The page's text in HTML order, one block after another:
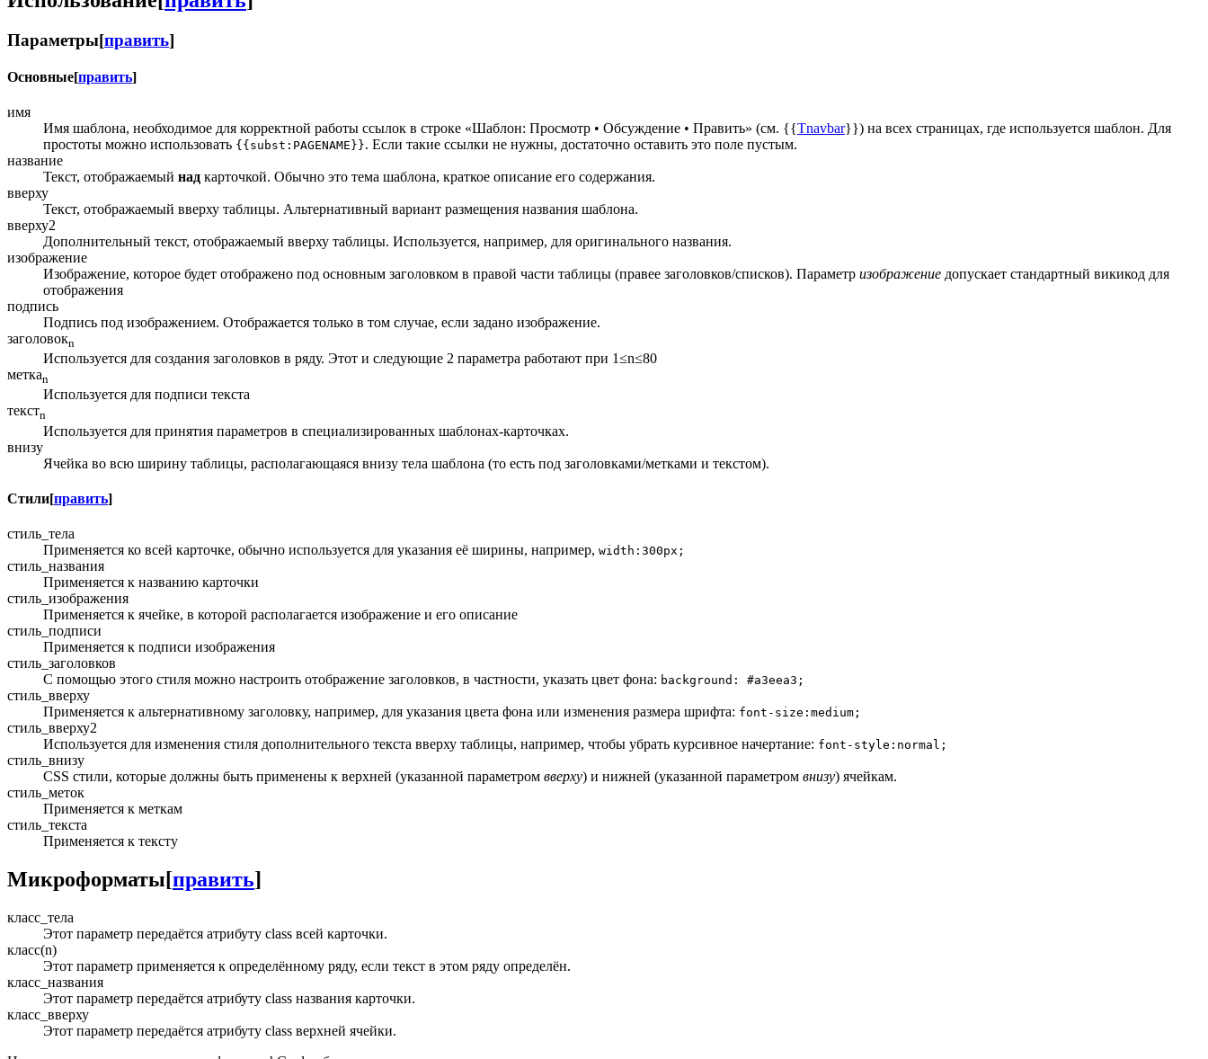
Параметры[править]
Основные[править]
имя
Имя шаблона, необходимое для корректной работы ссылок в строке «Шаблон: Просмотр • Обсуждение • Править» (см. {{Tnavbar}}) на всех страницах, где используется шаблон. Для
простоты можно использовать {{subst:PAGENAME}}. Если такие ссылки не нужны, достаточно оставить это поле пустым.
название
Текст, отображаемый над карточкой. Обычно это тема шаблона, краткое описание его содержания.
вверху
Текст, отображаемый вверху таблицы. Альтернативный вариант размещения названия шаблона.
вверху2
Дополнительный текст, отображаемый вверху таблицы. Используется, например, для оригинального названия.
изображение
Изображение, которое будет отображено под основным заголовком в правой части таблицы (правее заголовков/списков). Параметр изображение допускает стандартный викикод для
отображения
подпись
Подпись под изображением. Отображается только в том случае, если задано изображение.
заголовокn
Используется для создания заголовков в ряду. Этот и следующие 2 параметра работают при 1≤n≤80
меткаn
Используется для подписи текста
текстn
Используется для принятия параметров в специализированных шаблонах-карточках.
внизу
Ячейка во всю ширину таблицы, располагающаяся внизу тела шаблона (то есть под заголовками/метками и текстом).
Стили[править]
стиль_тела
Применяется ко всей карточке, обычно используется для указания её ширины, например, width:300px;
стиль_названия
Применяется к названию карточки
стиль_изображения
Применяется к ячейке, в которой располагается изображение и его описание
стиль_подписи
Применяется к подписи изображения
стиль_заголовков
С помощью этого стиля можно настроить отображение заголовков, в частности, указать цвет фона: background: #a3eea3;
стиль_вверху
Применяется к альтернативному заголовку, например, для указания цвета фона или изменения размера шрифта: font-size:medium;
стиль_вверху2
Используется для изменения стиля дополнительного текста вверху таблицы, например, чтобы убрать курсивное начертание: font-style:normal;
стиль_внизу
CSS стили, которые должны быть применены к верхней (указанной параметром вверху) и нижней (указанной параметром внизу) ячейкам.
стиль_меток
Применяется к меткам
стиль_текста
Применяется к тексту
Микроформаты[править]
класс_тела
Этот параметр передаётся атрибуту class всей карточки.
класс(n)
Этот параметр применяется к определённому ряду, если текст в этом ряду определён.
класс_названия
Этот параметр передаётся атрибуту class названия карточки.
класс_вверху
Этот параметр передаётся атрибуту class верхней ячейки.